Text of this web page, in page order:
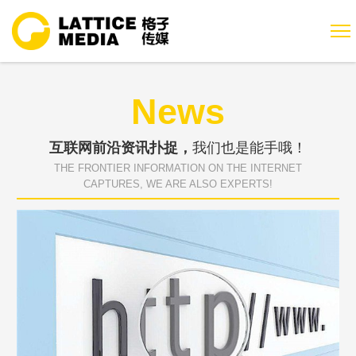
News
互联网前沿资讯扑捉， 我们也是能手哦！
THE FRONTIER INFORMATION ON THE INTERNET
CAPTURES, WE ARE ALSO EXPERTS!